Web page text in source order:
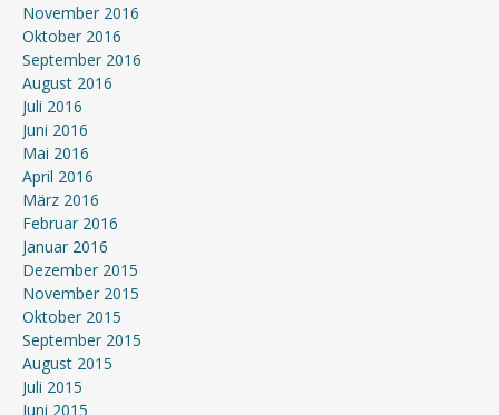
November 2016
Oktober 2016
September 2016
August 2016
Juli 2016
Juni 2016
Mai 2016
April 2016
März 2016
Februar 2016
Januar 2016
Dezember 2015
November 2015
Oktober 2015
September 2015
August 2015
Juli 2015
Juni 2015